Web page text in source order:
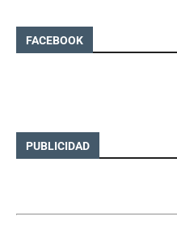
FACEBOOK
PUBLICIDAD